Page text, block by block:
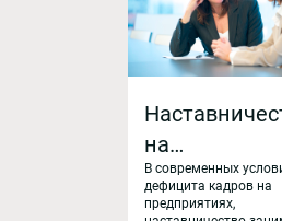
на
как
В современных
дефицита кадров на
предприятиях,